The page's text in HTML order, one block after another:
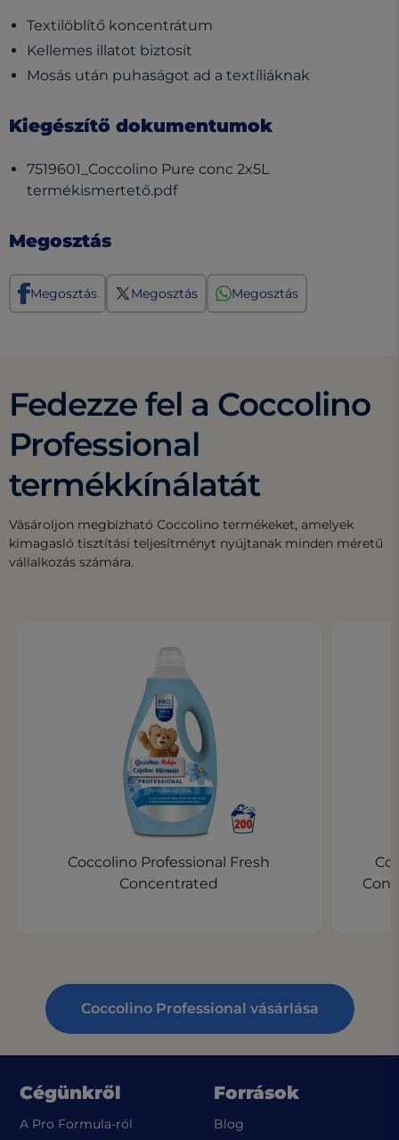
Textilöblítő koncentrátum
Kellemes illatot biztosít
Mosás után puhaságot ad a textíliáknak
Kiegészítő dokumentumok
7519601_Coccolino Pure conc 2x5L
termékismertető.pdf(opens in a new tab)
Megosztás
Megosztás Megosztás Megosztás
Fedezze fel a Coccolino
Professional
termékkínálatát
Vásároljon megbízható Coccolino termékeket, amelyek
kimagasló tisztítási teljesítményt nyújtanak minden méretű
vállalkozás számára.
Coccolino Professional Fresh
Concentrated
Coccolino Professional vásárlása
Cégünkről
A Pro Formula-ról
Források
Blog